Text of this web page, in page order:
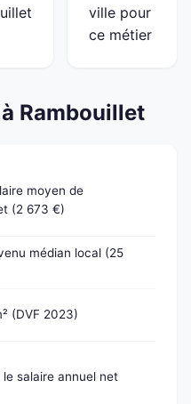
ville pour
ce métier
Rambouillet
moyen de
(2 673 €)
médian local (25
(DVF 2023)
salaire annuel net